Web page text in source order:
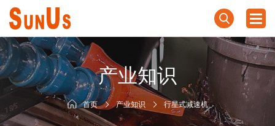
产业知识
首页 产业知识 行星式减速机